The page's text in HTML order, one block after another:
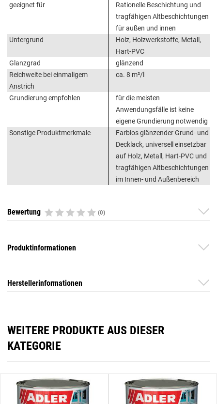
geeignet für
Rationelle Beschichtung und
tragfähigen Altbeschichtungen
für außen und innen
Untergrund
Holz, Holzwerkstoffe, Metall,
Hart-PVC
Glanzgrad
glänzend
Reichweite bei einmaligem
Anstrich
ca. 8 m²/l
Grundierung empfohlen
für die meisten
Anwendungsfälle ist keine
eigene Grundierung notwendig
Sonstige Produktmerkmale
Farblos glänzender Grund- und
Decklack, universell einsetzbar
auf Holz, Metall, Hart-PVC und
tragfähigen Altbeschichtungen
im Innen- und Außenbereich
Bewertung (0)
Produktinformationen
Herstellerinformationen
WEITERE PRODUKTE AUS DIESER
KATEGORIE